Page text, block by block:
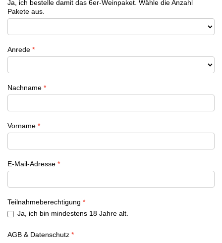
Ja, ich bestelle damit das 6er-Weinpaket. Wähle die Anzahl
Pakete aus.
Anrede
Nachname
Vorname
E-Mail-Adresse
Teilnahmeberechtigung
Ja, ich bin mindestens 18 Jahre alt.
AGB & Datenschutz